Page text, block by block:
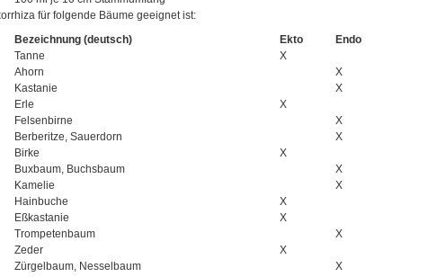
für folgende Bäume geeignet ist:
Bezeichnung (deutsch) Ekto
Endo
Tanne
X
Ahorn
X
Kastanie
X
Erle
X
Felsenbirne
X
Berberitze, Sauerdorn
X
Birke
X
Buxbaum, Buchsbaum
X
Kamelie
X
Hainbuche
X
Eßkastanie
X
Trompetenbaum
X
Zeder
X
Zürgelbaum, Nesselbaum
X